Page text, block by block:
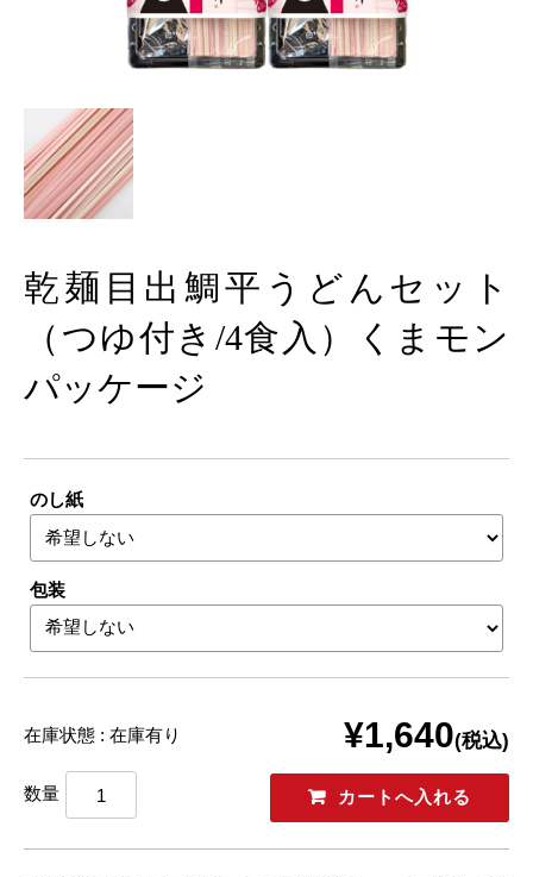
乾麺目出鯛平うどんセット
（つゆ付き/4食入）くまモン
パッケージ
のし紙
包装
在庫状態 : 在庫有り ¥1,640(税込)
数量